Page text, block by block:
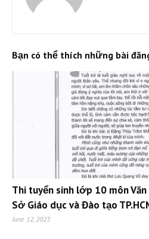
Bạn có thể thích những bài
Thi tuyển sinh lớp 10 môn
Sở Giáo dục và Đào tạo
June 12, 2023